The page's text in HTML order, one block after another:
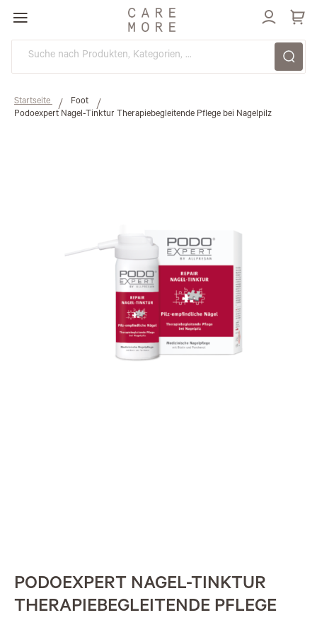
Direkt
zum
Inhalt
Startseite
Foot
Podoexpert Nagel-Tinktur Therapiebegleitende Pflege bei Nagelpilz
PODOEXPERT NAGEL-TINKTUR
THERAPIEBEGLEITENDE PFLEGE